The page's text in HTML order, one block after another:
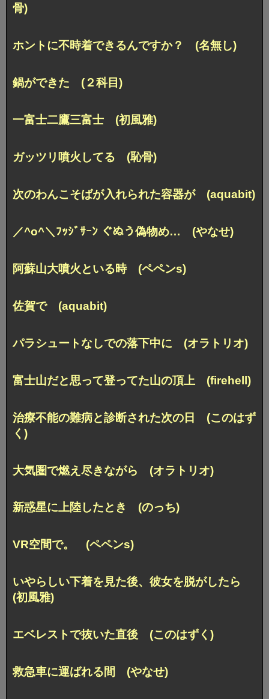
骨)
ホントに不時着できるんですか？ (名無し)
鍋ができた (２科目)
一富士二鷹三富士 (初風雅)
ガッツリ噴火してる (恥骨)
次のわんこそばが入れられた容器が (aquabit)
／^o^＼ﾌｯｼﾞｻｰﾝ ぐぬう偽物め… (やなせ)
阿蘇山大噴火といる時 (ペペンs)
佐賀で (aquabit)
パラシュートなしでの落下中に (オラトリオ)
富士山だと思って登ってた山の頂上 (firehell)
治療不能の難病と診断された次の日 (このはず
く)
大気圏で燃え尽きながら (オラトリオ)
新惑星に上陸したとき (のっち)
VR空間で。 (ペペンs)
いやらしい下着を見た後、彼女を脱がしたら
(初風雅)
エベレストで抜いた直後 (このはずく)
救急車に運ばれる間 (やなせ)